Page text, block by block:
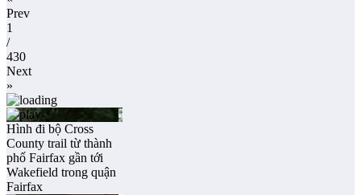
Prev
1
/
430
Next
»
Hình đi bộ Cross
County trail từ thành
phố Fairfax gần tới
Wakefield trong quận
Fairfax